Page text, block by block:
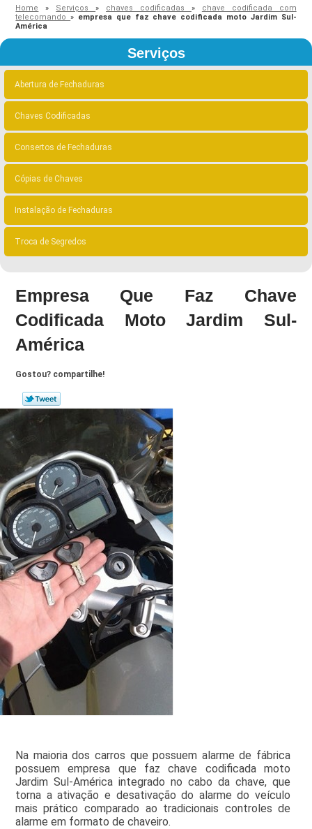
Home » Serviços» chaves codificadas » chave codificada com
telecomando» empresa que faz chave codificada moto Jardim Sul-
América
Serviços
Abertura de Fechaduras
Chaves Codificadas
Consertos de Fechaduras
Cópias de Chaves
Instalação de Fechaduras
Troca de Segredos
Empresa Que Faz Chave
Codificada Moto Jardim Sul-
América
Gostou? compartilhe!
Na maioria dos carros que possuem alarme de fábrica
possuem empresa que faz chave codificada moto
Jardim Sul-América integrado no cabo da chave, que
torna a ativação e desativação do alarme do veículo
mais prático comparado ao tradicionais controles de
alarme em formato de chaveiro.